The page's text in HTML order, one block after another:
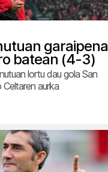
garaipena
batean (4-3)
lortu dau gola San
aurka